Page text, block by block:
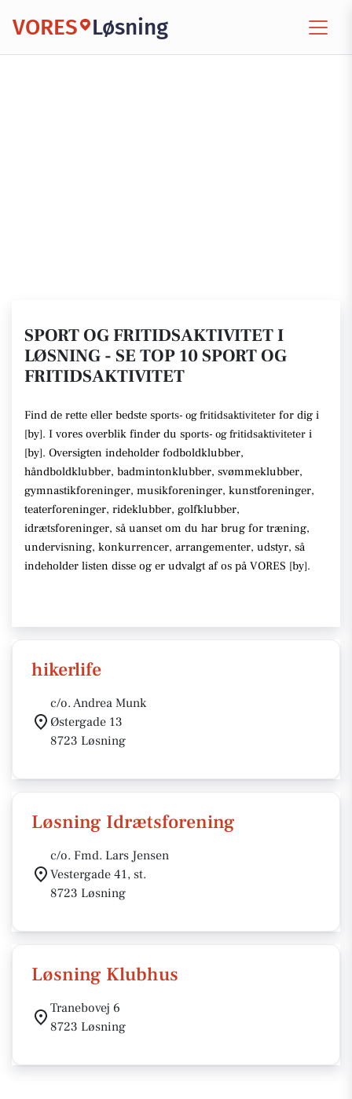
VORES Løsning
SPORT OG FRITIDSAKTIVITET I
LØSNING - SE TOP 10 SPORT OG
FRITIDSAKTIVITET
Find de rette eller bedste sports- og fritidsaktiviteter for dig i
[by]. I vores overblik finder du sports- og fritidsaktiviteter i
[by]. Oversigten indeholder fodboldklubber,
håndboldklubber, badmintonklubber, svømmeklubber,
gymnastikforeninger, musikforeninger, kunstforeninger,
teaterforeninger, rideklubber, golfklubber,
idrætsforeninger, så uanset om du har brug for træning,
undervisning, konkurrencer, arrangementer, udstyr, så
indeholder listen disse og er udvalgt af os på VORES [by].
hikerlife
c/o. Andrea Munk
Østergade 13
8723 Løsning
Løsning Idrætsforening
c/o. Fmd. Lars Jensen
Vestergade 41, st.
8723 Løsning
Løsning Klubhus
Tranebovej 6
8723 Løsning